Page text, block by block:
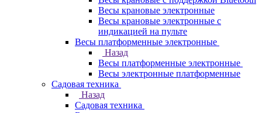
Весы крановые электронные
Весы крановые электронные с
индикацией на пульте
Весы платформенные электронные
Назад
Весы платформенные электронные
Весы электронные платформенные
Садовая техника
Назад
Садовая техника